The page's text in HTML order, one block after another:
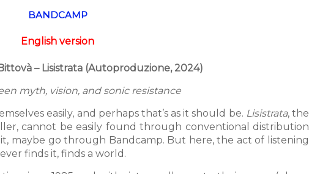
BANDCAMP
English version
– Lisistrata (Autoproduzione, 2024)
myth, vision, and sonic resistance
easily, and perhaps that’s as it should be. Lisistrata, the
cannot be easily found through conventional distribution
maybe go through Bandcamp. But here, the act of listening
finds it, finds a world.